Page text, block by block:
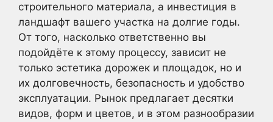
строительного материала, а инвестиция в
ландшафт вашего участка на долгие годы.
От того, насколько ответственно вы
подойдёте к этому процессу, зависит не
только эстетика дорожек и площадок, но и
их долговечность, безопасность и удобство
эксплуатации. Рынок предлагает десятки
видов, форм и цветов, и в этом разнообразии